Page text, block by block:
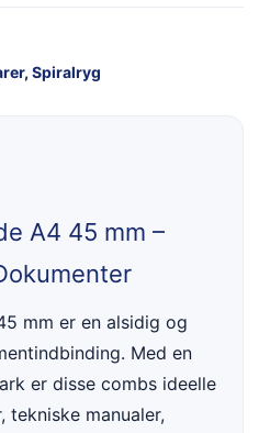
, Spiralryg
A4 45 mm –
mm er en alsidig og
Med en
er disse combs ideelle
manualer,